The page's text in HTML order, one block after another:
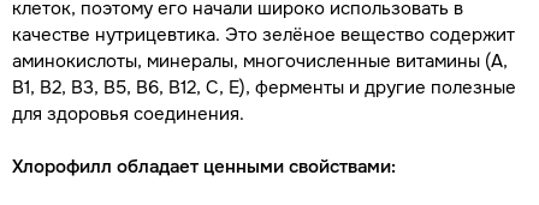
клеток, поэтому его начали широко использовать в
качестве нутрицевтика. Это зелёное вещество содержит
аминокислоты, минералы, многочисленные витамины (А,
В1, В2, В3, В5, В6, В12, С, Е), ферменты и другие полезные
для здоровья соединения.
Хлорофилл обладает ценными свойствами: